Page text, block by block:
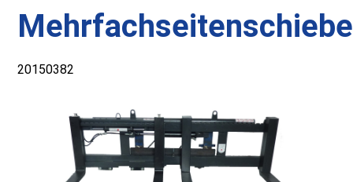
20150382